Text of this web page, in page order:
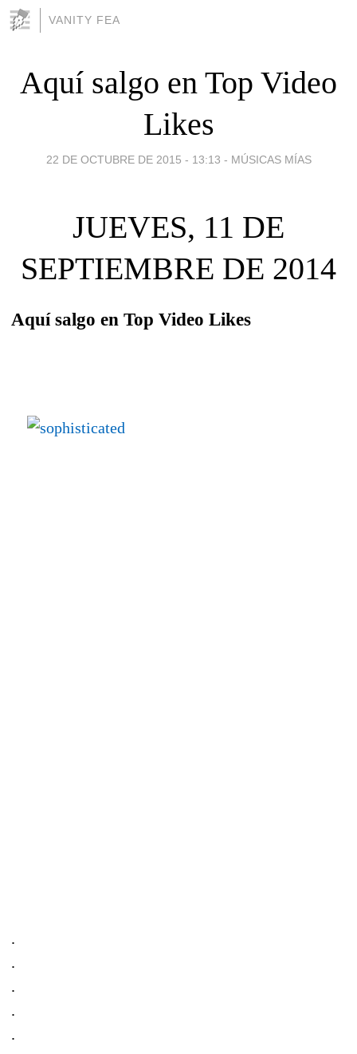
VANITY FEA
Aquí salgo en Top Video
Likes
22 DE OCTUBRE DE 2015 - 13:13 - MÚSICAS MÍAS
JUEVES, 11 DE
SEPTIEMBRE DE 2014
Aquí salgo en Top Video Likes
.
.
.
.
.